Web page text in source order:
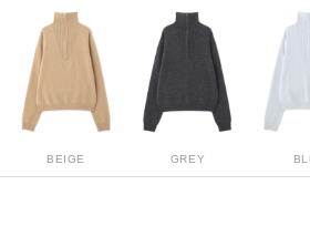
BEIGE GREY